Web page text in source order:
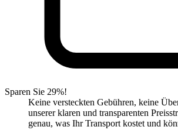
Sparen Sie 29%!
Keine versteckten Gebühren, keine
unserer klaren und transparenten
genau, was Ihr Transport kostet und